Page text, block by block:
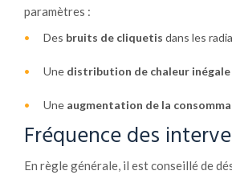
paramètres :
Des bruits de cliquetis dans les
Une distribution de chaleur inégale
Une augmentation de la
Fréquence des
En règle générale, il est conseillé de